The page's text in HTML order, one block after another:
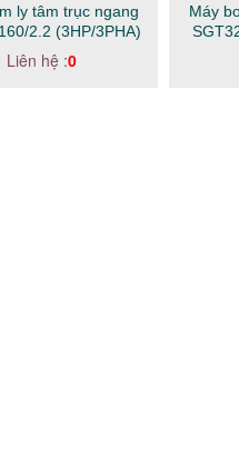
ly tâm trục ngang
2.2 (3HP/3PHA)
Liên hệ :0
Máy